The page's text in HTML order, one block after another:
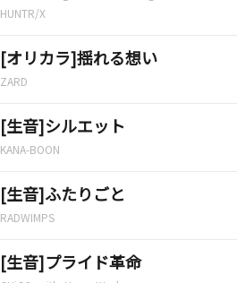
HUNTR/X
[オリカラ]揺れる想い
ZARD
[生音]シルエット
KANA-BOON
[生音]ふたりごと
RADWIMPS
[生音]プライド革命